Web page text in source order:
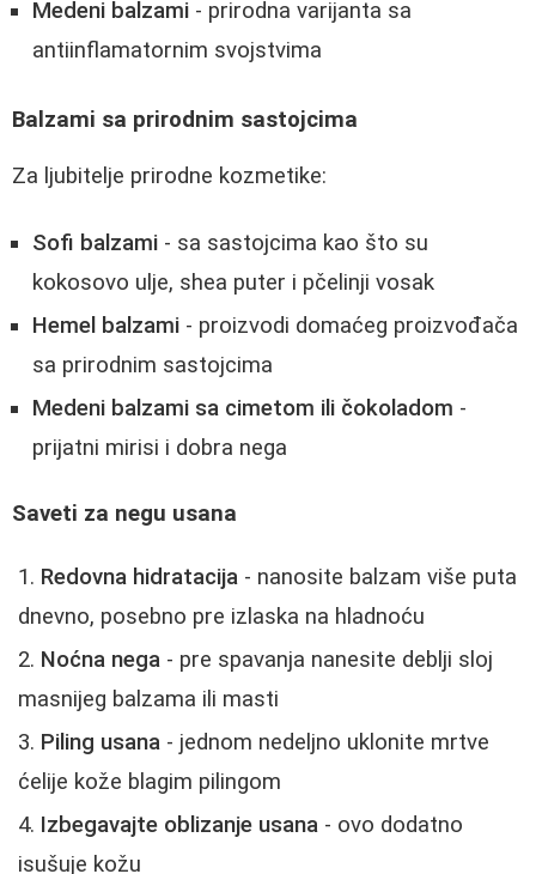
Medeni balzami - prirodna varijanta sa
antiinflamatornim svojstvima
Balzami sa prirodnim sastojcima
Za ljubitelje prirodne kozmetike:
Sofi balzami - sa sastojcima kao što su
kokosovo ulje, shea puter i pčelinji vosak
Hemel balzami - proizvodi domaćeg proizvođača
sa prirodnim sastojcima
Medeni balzami sa cimetom ili čokoladom -
prijatni mirisi i dobra nega
Saveti za negu usana
Redovna hidratacija - nanosite balzam više puta
dnevno, posebno pre izlaska na hladnoću
Noćna nega - pre spavanja nanesite deblji sloj
masnijeg balzama ili masti
Piling usana - jednom nedeljno uklonite mrtve
ćelije kože blagim pilingom
Izbegavajte oblizanje usana - ovo dodatno
isušuje kožu